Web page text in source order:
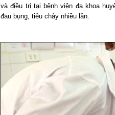
và điều trị tại bệnh viện đa khoa
đau bụng, tiêu chảy nhiều lần.